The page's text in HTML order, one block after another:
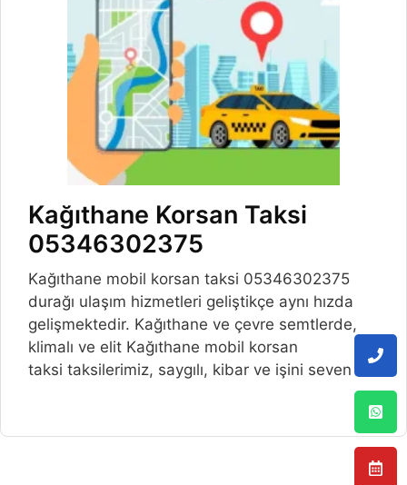
Kağıthane Korsan Taksi
05346302375
Kağıthane mobil korsan taksi 05346302375
durağı ulaşım hizmetleri geliştikçe aynı hızda
gelişmektedir. Kağıthane ve çevre semtlerde,
klimalı ve elit Kağıthane mobil korsan
taksi taksilerimiz, saygılı, kibar ve işini seven